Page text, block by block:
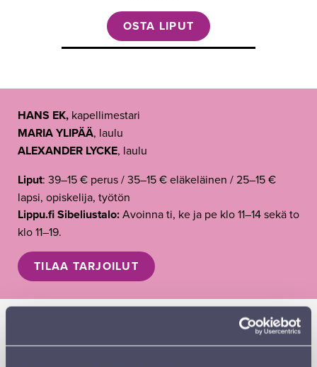
OSTA LIPUT
HANS EK, kapellimestari
MARIA YLIPÄÄ, laulu
ALEXANDER LYCKE, laulu
Liput: 39–15 € perus / 35–15 € eläkeläinen / 25–15 €
lapsi, opiskelija, työtön
Lippu.fi Sibeliustalo:Avoinna ti, ke ja pe klo 11–14 sekä to
klo 11–19.
TILAA TARJOILUT
Miltä tuntuu muistojen joulu? Joulukirkon virsiltä ja
riemukkailta ralleilta. Mustavalkokuvilta ja joulukuusen